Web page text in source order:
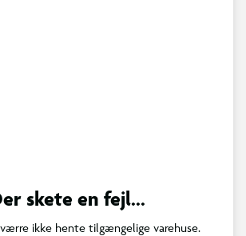
skete en fejl...
ikke hente tilgængelige varehuse.